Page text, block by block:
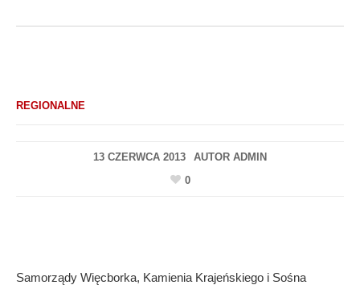
REGIONALNE
13 CZERWCA 2013 AUTOR ADMIN
0
Samorządy Więcborka, Kamienia Krajeńskiego i Sośna